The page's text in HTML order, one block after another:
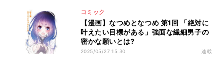
コミック
【漫画】なつめとなつめ 第1回 「絶対に
叶えたい目標がある」強面な繊細男子の
密かな願いとは?
2025/05/27 15:30 連載